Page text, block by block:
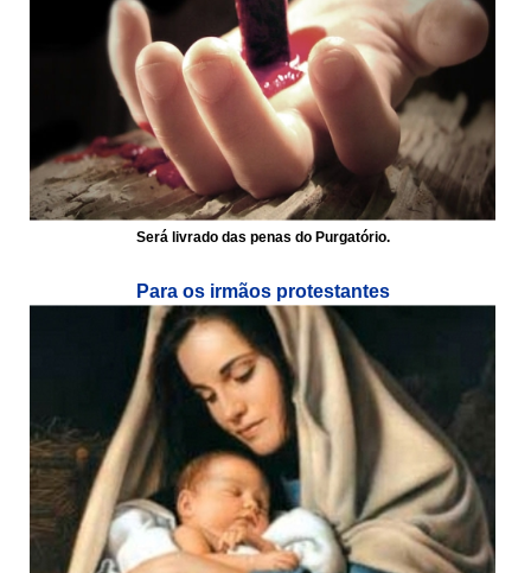
Será livrado das penas do Purgatório.
Para os irmãos protestantes